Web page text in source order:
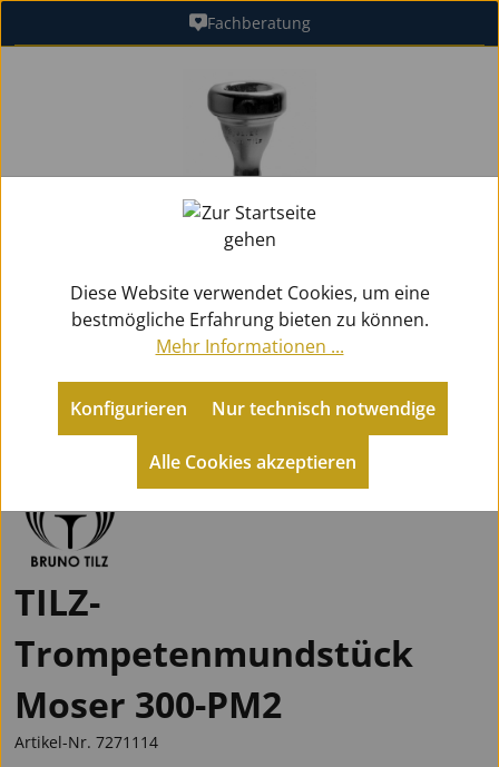
Zum Hauptinhalt springenFachberatung
Bildergalerie überspringen
Mundstücke Blech
TILZ-
Trompetenmundstück
Moser 300-PM2
Artikel-Nr. 7271114
Diese Website verwendet Cookies, um eine
bestmögliche Erfahrung bieten zu können.
Mehr Informationen ...
Konfigurieren
Alle Cookies akzeptieren
Nur technisch notwendige